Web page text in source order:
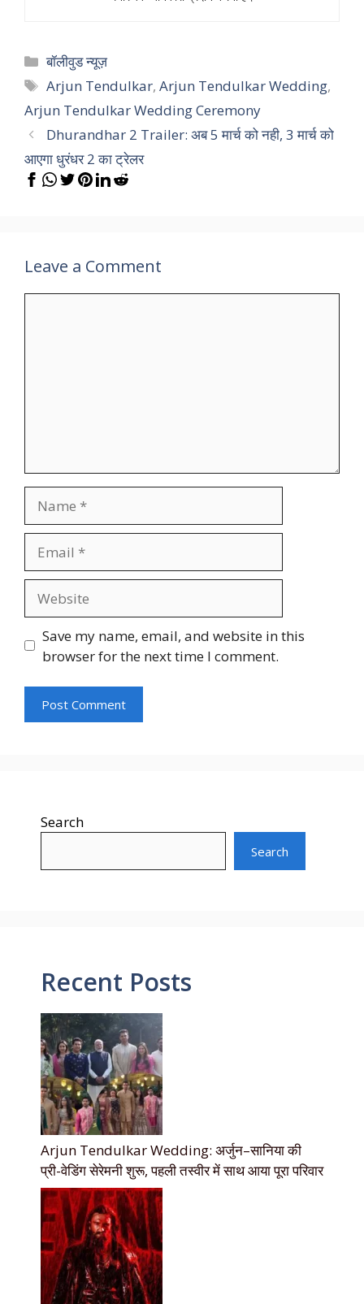
Categories
बॉलीवुड न्यूज़
Tags
Arjun Tendulkar,Arjun Tendulkar Wedding,
Arjun Tendulkar Wedding Ceremony
Dhurandhar 2 Trailer: अब 5 मार्च को नही, 3 मार्च को
आएगा धुरंधर 2 का ट्रेलर
Leave a Comment
Save my name, email, and website in this
browser for the next time I comment.
Search
Search
Recent Posts
Arjun Tendulkar Wedding: अर्जुन–सानिया की
प्री-वेडिंग सेरेमनी शुरू, पहली तस्वीर में साथ आया पूरा परिवार